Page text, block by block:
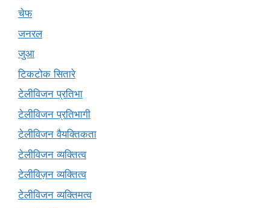
चेफ
जनरल
जुआ
टिकटोक सितारे
टेलीविजन प्रतिभा
टेलीविजन प्रतिभागी
टेलीविजन वैयक्तिकता
टेलीविजन व्यक्तित्व
टेलीविज़न व्यक्तित्व
टेलीविजन व्यक्तिमत्व